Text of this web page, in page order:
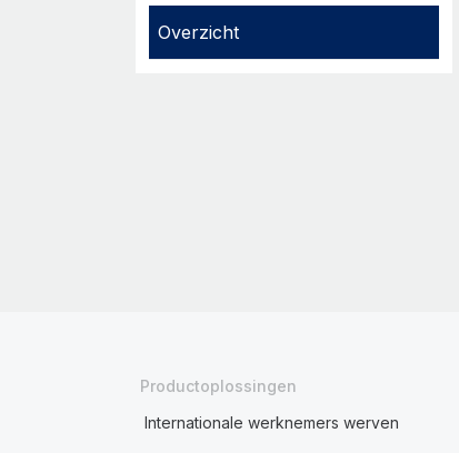
Overzicht
Productoplossingen
Internationale werknemers werven